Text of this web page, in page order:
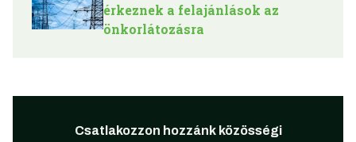
érkeznek a felajánlások az
önkorlátozásra
Csatlakozzon hozzánk közösségi